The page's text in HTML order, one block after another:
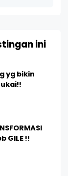
ini
yg bikin
GILE !!